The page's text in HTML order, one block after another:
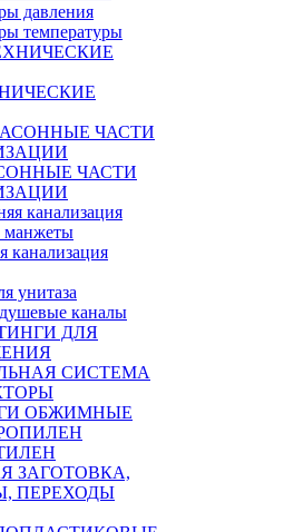
давления
температуры
ЧАСТИ
канализация
манжеты
канализация
унитаза
каналы
ДЛЯ
СИСТЕМА
ОБЖИМНЫЕ
ЗАГОТОВКА,
ПЕРЕХОДЫ